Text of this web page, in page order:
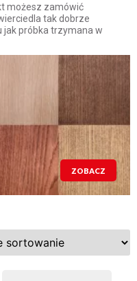
możesz zamówić
tak dobrze
jak próbka trzymana w
ZOBACZ